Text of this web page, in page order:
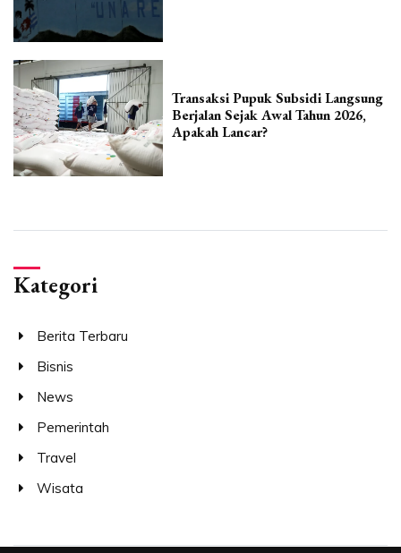
Transaksi Pupuk Subsidi Langsung
Berjalan Sejak Awal Tahun 2026,
Apakah Lancar?
Kategori
Berita Terbaru
Bisnis
News
Pemerintah
Travel
Wisata